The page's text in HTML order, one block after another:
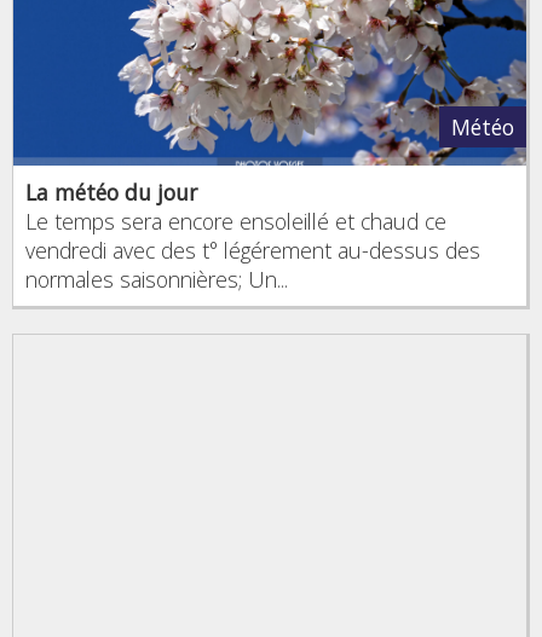
Météo
La météo du jour
Le temps sera encore ensoleillé et chaud ce
vendredi avec des t° légérement au-dessus des
normales saisonnières; Un...